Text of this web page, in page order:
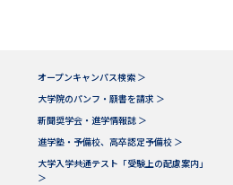
小学校教員資格認定試験
オープンキャンパス検索 ＞
大学院のパンフ・願書を請求 ＞
新聞奨学会・進学情報誌 ＞
進学塾・予備校、高卒認定予備校 ＞
大学入学共通テスト「受験上の配慮案内」
＞